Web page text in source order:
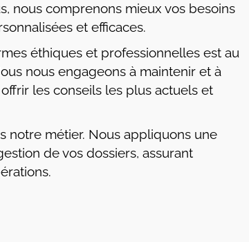
nous comprenons mieux vos besoins
et efficaces.
éthiques et professionnelles est au
nous engageons à maintenir et à
les conseils les plus actuels et
notre métier. Nous appliquons une
de vos dossiers, assurant